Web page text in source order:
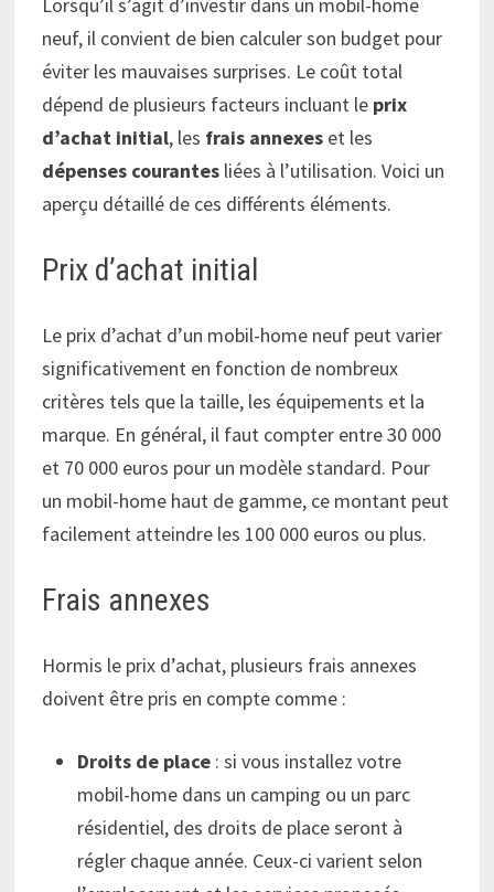
neuf, il convient de bien calculer son budget pour
éviter les mauvaises surprises. Le coût total
dépend de plusieurs facteurs incluant le prix
d’achat initial, les frais annexes et les
dépenses courantes liées à l’utilisation. Voici un
aperçu détaillé de ces différents éléments.
Prix d’achat initial
Le prix d’achat d’un mobil-home neuf peut varier
significativement en fonction de nombreux
critères tels que la taille, les équipements et la
marque. En général, il faut compter entre 30 000
et 70 000 euros pour un modèle standard. Pour
un mobil-home haut de gamme, ce montant peut
facilement atteindre les 100 000 euros ou plus.
Frais annexes
Hormis le prix d’achat, plusieurs frais annexes
doivent être pris en compte comme :
Droits de place : si vous installez votre
mobil-home dans un camping ou un parc
résidentiel, des droits de place seront à
régler chaque année. Ceux-ci varient selon